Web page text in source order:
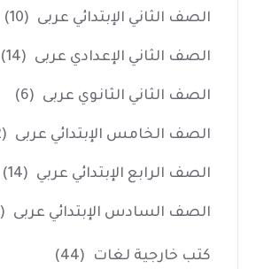
الصف الثاني الإبتدائي عربى (10)
الصف الثاني الإعدادي عربى (14)
الصف الثاني الثانوي عربى (6)
الصف الخامس الإبتدائي عربى (12)
الصف الرابع الإبتدائي عربي (14)
الصف السادس الإبتدائي عربى (12)
كتب خارجية لغات (44)